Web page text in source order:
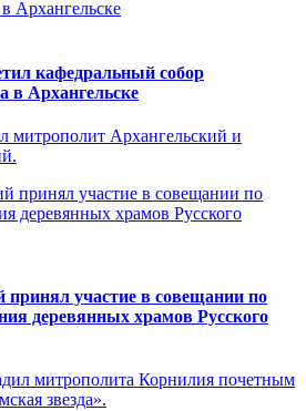
кафедральный собор
в Архангельске
митрополит Архангельский и
участие в совещании по
деревянных храмов Русского
митрополита Корнилия почетным
звезда».